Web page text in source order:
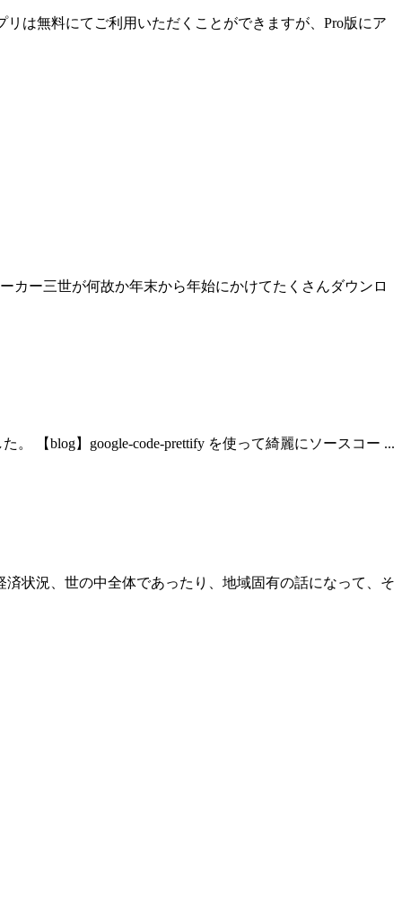
リは無料にてご利用いただくことができますが、Pro版にア
カー三世が何故か年末から年始にかけてたくさんダウンロ
【blog】google-code-prettify を使って綺麗にソースコー ...
状況、世の中全体であったり、地域固有の話になって、そ